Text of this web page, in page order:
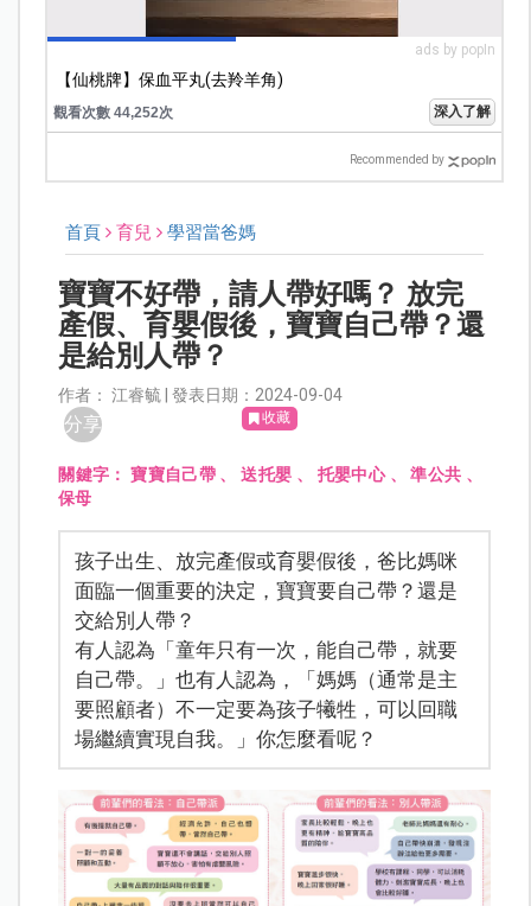
ads by popIn
【仙桃牌】保血平丸(去羚羊角)
觀看次數 44,252次 深入了解
Recommended by
首頁 育兒 學習當爸媽
寶寶不好帶，請人帶好嗎？ 放完
產假、育嬰假後，寶寶自己帶？還
是給別人帶？
作者： 江睿毓 | 發表日期：2024-09-04
分享 收藏
關鍵字：寶寶自己帶 、送托嬰 、 托嬰中心、準公共 、
保母
孩子出生、放完產假或育嬰假後，爸比媽咪
面臨一個重要的決定，寶寶要自己帶？還是
交給別人帶？
有人認為「童年只有一次，能自己帶，就要
自己帶。」也有人認為，「媽媽（通常是主
要照顧者）不一定要為孩子犧牲，可以回職
場繼續實現自我。」你怎麼看呢？